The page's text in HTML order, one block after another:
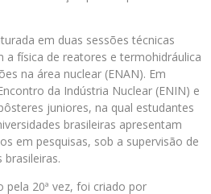
em duas sessões técnicas
a física de reatores e termohidráulica
na área nuclear (ENAN). Em
da Indústria Nuclear (ENIN) e
juniores, na qual estudantes
brasileiras apresentam
em pesquisas, sob a supervisão de
pela 20ª vez, foi criado por